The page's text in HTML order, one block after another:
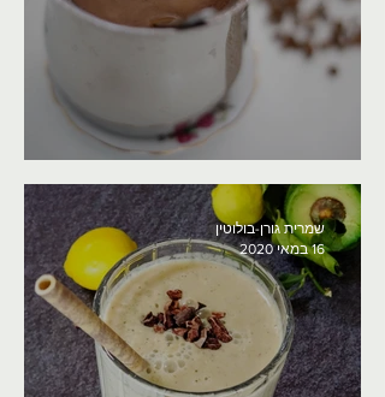
שוקו חם זה מוצר בסיסי
שמרית גורן-בולוטין
16 במאי 2020